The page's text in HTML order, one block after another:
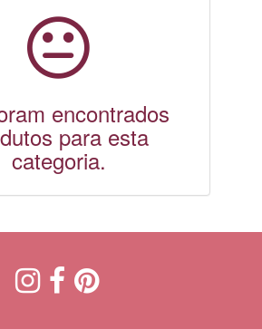
encontrados
para esta
categoria.